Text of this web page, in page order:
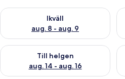
Ikväll
aug. 8 - aug. 9
Kontrollera tillgängligheten för
Till helgen
aug. 14 - aug. 16
Kontrollera tillgängligheten för